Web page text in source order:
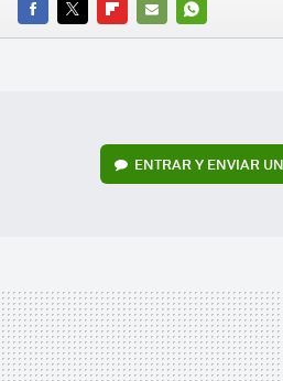
FACEBOOK
TWITTERFLIPBOARD
E-
WHATSAPP
ENTRAR Y ENVIAR